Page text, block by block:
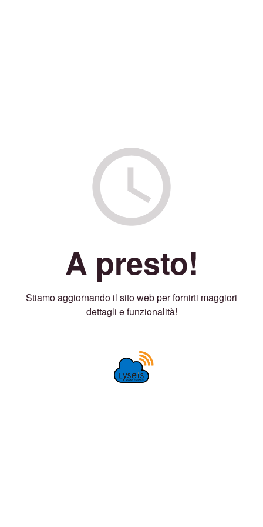
A presto!
Stiamo aggiornando il sito web per fornirti maggiori
dettagli e funzionalità!